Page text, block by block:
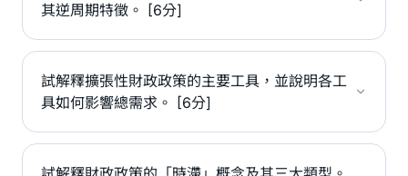
其逆周期特徵。 [6分]
試解釋擴張性財政政策的主要工具，並說明各工
具如何影響總需求。 [6分]